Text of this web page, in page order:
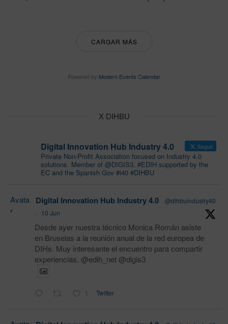
CARGAR MÁS
Powered by Modern Events Calendar
X DIHBU
Digital Innovation Hub Industry 4.0 Seguir
Private Non-Profit Association focused on Industry 4.0
solutions. Member of @DIGIS3, #EDIH supported by the
EC and the Spanish Gov #i40 #DIHBU
Avata
r
Digital Innovation Hub Industry 4.0
@dihbuindustry40
·
10 Jun
Desde ayer nuestra técnico Monica Román asiste
en Bruselas a la reunión anual de la red europea de
DIHs. Muy interesante el encuentro para compartir
experiencias. @edih_net @digis3
1 Twitter